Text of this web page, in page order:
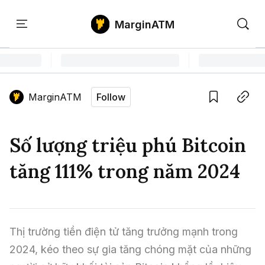
Home
Tin Tức Bitcoin
Tin Tức Altcoin
Tin Tức Thị Trường
ATM Analytics
Phân Tích Bitcoin
Phân Tích Ethereum
Phân Tích Thị Trường
Kiến Thức
Thuật Ngữ Cơ Bản
Kiến Thức Tổng Hợp
Chỉ Báo Kỹ Thuật
Săn Gem
MarginATM
MarginATM Follow
Số lượng triệu phú Bitcoin
tăng 111% trong năm 2024
Thị trường tiền điện tử tăng trưởng mạnh trong
2024, kéo theo sự gia tăng chóng mặt của những